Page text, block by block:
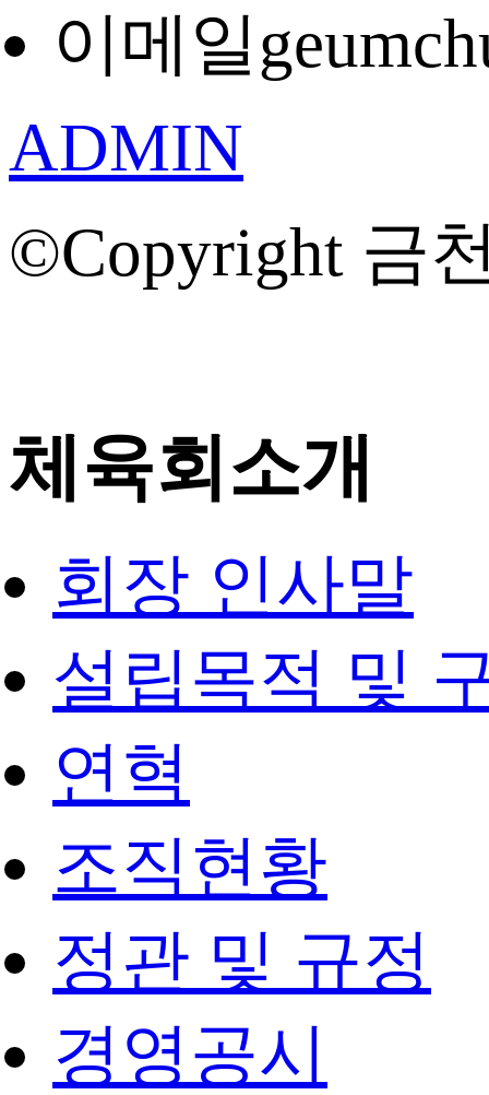
이메일
ADMIN
©Copyright 금
체육회소개
회장 인사말
설립목적 및
연혁
조직현황
정관 및 규정
경영공시